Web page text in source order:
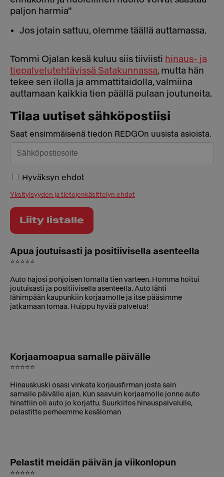
paljon harmia"
Jos jotain sattuu, olemme täällä auttamassa.
Tommi Ojalan kesä kuluu siis tiiviisti hinaus- ja
tiepalvelutehtävissä Satakunnassa, mutta hän
tekee sen ilolla ja ammattitaidolla, valmiina
auttamaan kaikkia tien päällä pulaan joutuneita.
Tilaa uutiset sähköpostiisi
Saat ensimmäisenä tiedon REDGOn uusista asioista.
Hyväksyn ehdot
Yksityisyyden ja tietojenkäsittelyn ehdot
Apua joutuisasti ja positiivisella asenteella
⭐⭐⭐⭐⭐
Auto hajosi pohjoisen lomalla tien varteen. Homma hoitui
joutuisasti ja positiivisella asenteella. Auto lähti
lähimpään kaupunkiin korjaamolle ja itse pääsimme
jatkamaan lomaa. Huippu hyvää palvelua!
Korjaamoapua samalle päivälle
⭐⭐⭐⭐⭐
Hinauskuski osasi vinkata korjausfirman josta sain
samalle päivälle ajan. Kun saavuin korjaamolle jonne auto
hinattiin oli auto jo korjattu. Suurkiitos hinauspalvelulle,
pelastitte perheemme kesäloman
Pelastit meidän päivän ja viikonlopun
⭐⭐⭐⭐⭐